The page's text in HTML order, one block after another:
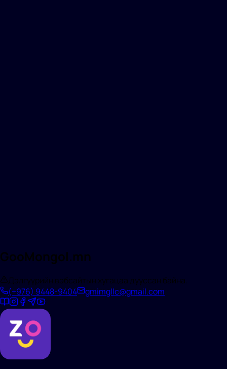
GooMongol.mn
Дэлгүүрийн вэбсайтын хугацаа дууссан байна.
(+976) 9448-9404 gmimgllc@gmail.com